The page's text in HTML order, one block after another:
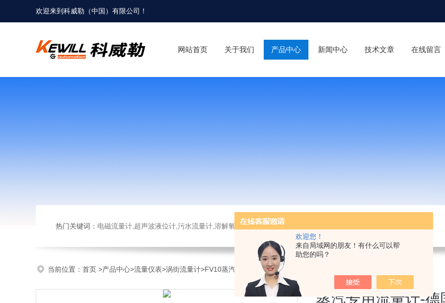
欢迎您！
来自局域网的朋友！有什么可以帮
助您的吗？
欢迎来到科威勒（中国）有限公司！
网站首页 关于我们 产品中心 新闻中心 技术文章 在线留言
热门关键词： 电磁流量计,超声波液位计,污水流量计,溶解氧仪,在线PH计,压力变送器
当前位置： 首页 >产品中心>流量仪表>涡街流量计>FV10蒸汽专用流量计-德国科威勒
蒸汽专用流量计-德